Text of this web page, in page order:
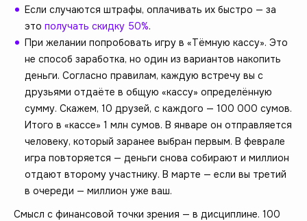
Если случаются штрафы, оплачивать их быстро — за
это получать скидку 50%.
При желании попробовать игру в «Тёмную кассу». Это
не способ заработка, но один из вариантов накопить
деньги. Согласно правилам, каждую встречу вы с
друзьями отдаёте в общую «кассу» определённую
сумму. Скажем, 10 друзей, с каждого — 100 000 сумов.
Итого в «кассе» 1 млн сумов. В январе он отправляется
человеку, который заранее выбран первым. В феврале
игра повторяется — деньги снова собирают и миллион
отдают второму участнику. В марте — если вы третий
в очереди — миллион уже ваш.
Смысл с финансовой точки зрения — в дисциплине. 100